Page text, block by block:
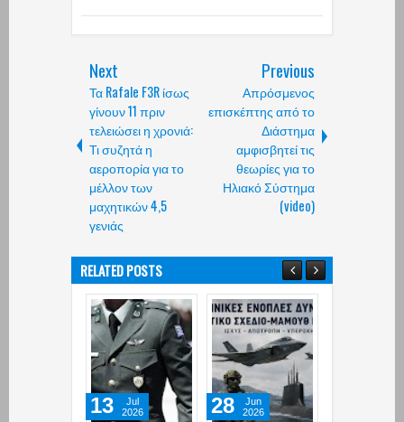
Next
Τα Rafale F3R ίσως
γίνουν 11 πριν
τελειώσει η χρονιά:
Τι συζητά η
αεροπορία για το
μέλλον των
μαχητικών 4,5
γενιάς
Previous
Απρόσμενος
επισκέπτης από το
Διάστημα
αμφισβητεί τις
θεωρίες για το
Ηλιακό Σύστημα
(video)
RELATED POSTS
13
Jul
2026
28
Jun
2026